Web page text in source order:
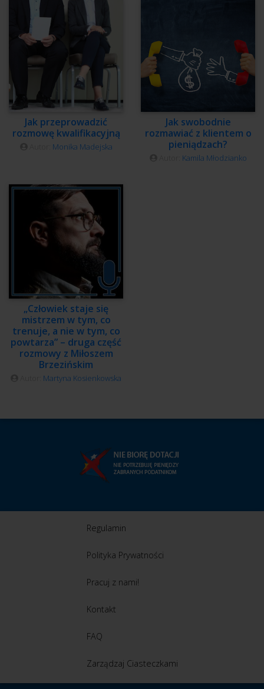
Jak przeprowadzić
rozmowę kwalifikacyjną
Monika Madejska
Jak swobodnie
rozmawiać z klientem o
pieniądzach?
Kamila Młodzianko
„Człowiek staje się
mistrzem w tym, co
trenuje, a nie w tym, co
powtarza” – druga część
rozmowy z Miłoszem
Brzezińskim
Martyna Kosienkowska
Regulamin
Polityka Prywatności
Pracuj z nami!
Kontakt
FAQ
Zarządzaj Ciasteczkami